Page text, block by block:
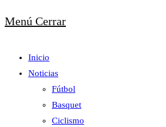
Menú Cerrar
Inicio
Noticias
Fútbol
Basquet
Ciclismo